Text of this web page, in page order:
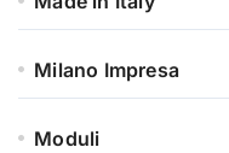
Milano Impresa
Moduli